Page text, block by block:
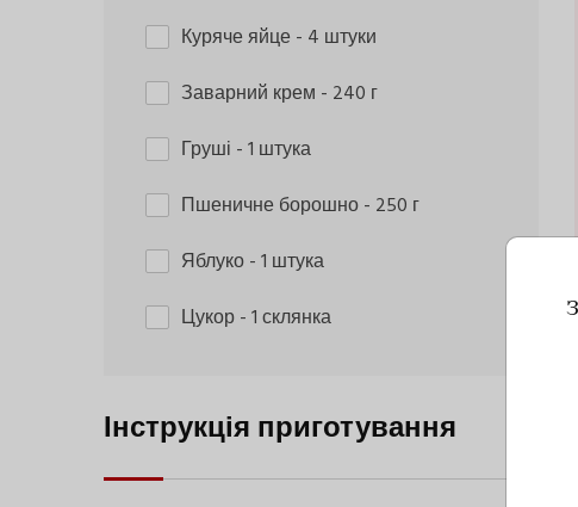
Куряче яйце- 4 штуки
Заварний крем - 240 г
Груші - 1 штука
Пшеничне борошно- 250 г
Яблуко- 1 штука
Цукор- 1 склянка
Інструкція приготування